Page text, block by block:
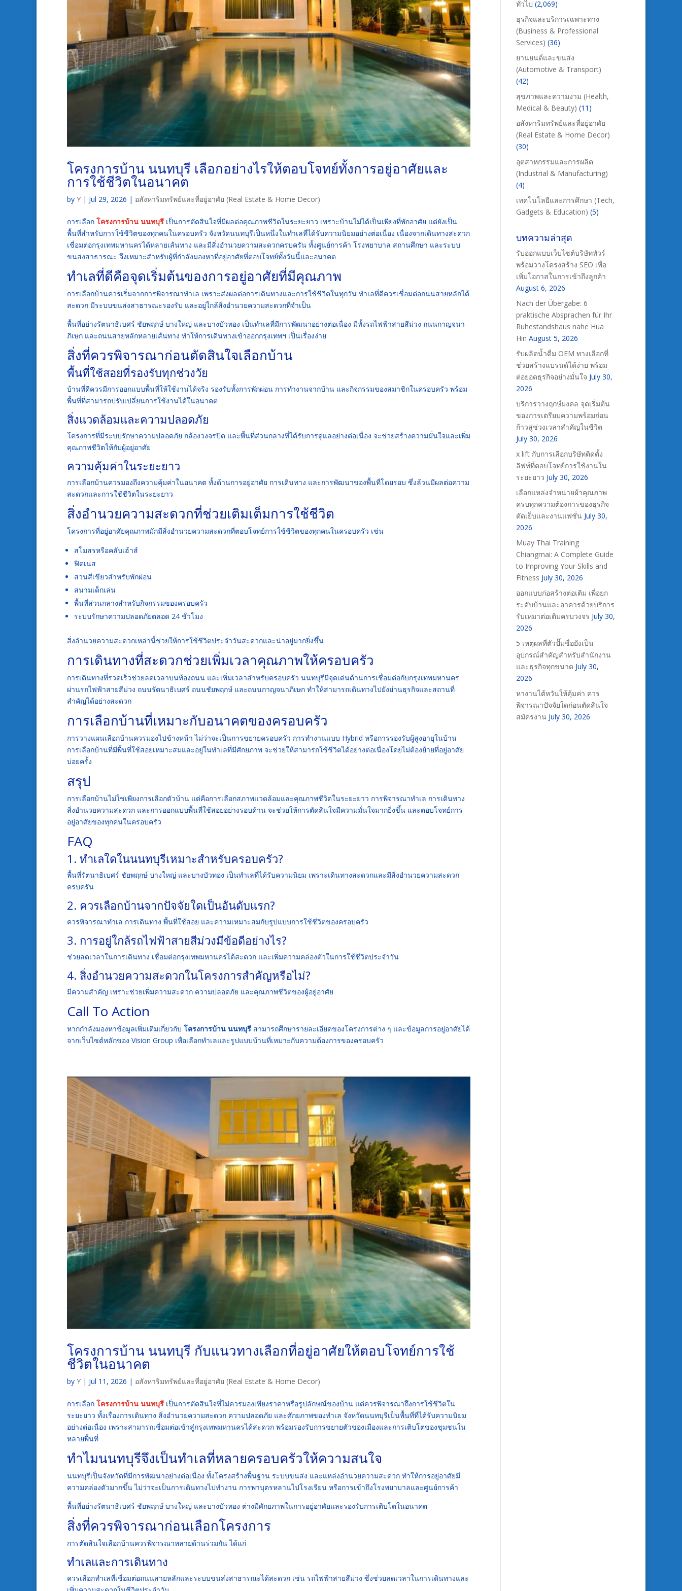
โครงการบ้าน นนทบุรี เลือกอย่างไรให้ตอบโจทย์ทั้งการอยู่อาศัยและ
การใช้ชีวิตในอนาคต
by Y | Jul 29, 2026 | อสังหาริมทรัพย์และที่อยู่อาศัย (Real Estate & Home Decor)
การเลือก โครงการบ้าน นนทบุรี เป็นการตัดสินใจที่มีผลต่อคุณภาพชีวิตในระยะยาว เพราะบ้านไม่ได้เป็นเพียงที่พักอาศัย แต่ยังเป็น
พื้นที่สำหรับการใช้ชีวิตของทุกคนในครอบครัว จังหวัดนนทบุรีเป็นหนึ่งในทำเลที่ได้รับความนิยมอย่างต่อเนื่อง เนื่องจากเดินทางสะดวก
เชื่อมต่อกรุงเทพมหานครได้หลายเส้นทาง และมีสิ่งอำนวยความสะดวกครบครัน ทั้งศูนย์การค้า โรงพยาบาล สถานศึกษา และระบบ
ขนส่งสาธารณะ จึงเหมาะสำหรับผู้ที่กำลังมองหาที่อยู่อาศัยที่ตอบโจทย์ทั้งวันนี้และอนาคต
ทำเลที่ดีคือจุดเริ่มต้นของการอยู่อาศัยที่มีคุณภาพ
การเลือกบ้านควรเริ่มจากการพิจารณาทำเล เพราะส่งผลต่อการเดินทางและการใช้ชีวิตในทุกวัน ทำเลที่ดีควรเชื่อมต่อถนนสายหลักได้
สะดวก มีระบบขนส่งสาธารณะรองรับ และอยู่ใกล้สิ่งอำนวยความสะดวกที่จำเป็น
พื้นที่อย่างรัตนาธิเบศร์ ชัยพฤกษ์ บางใหญ่ และบางบัวทอง เป็นทำเลที่มีการพัฒนาอย่างต่อเนื่อง มีทั้งรถไฟฟ้าสายสีม่วง ถนนกาญจนา
ภิเษก และถนนสายหลักหลายเส้นทาง ทำให้การเดินทางเข้าออกกรุงเทพฯ เป็นเรื่องง่าย
สิ่งที่ควรพิจารณาก่อนตัดสินใจเลือกบ้าน
พื้นที่ใช้สอยที่รองรับทุกช่วงวัย
บ้านที่ดีควรมีการออกแบบพื้นที่ให้ใช้งานได้จริง รองรับทั้งการพักผ่อน การทำงานจากบ้าน และกิจกรรมของสมาชิกในครอบครัว พร้อม
พื้นที่ที่สามารถปรับเปลี่ยนการใช้งานได้ในอนาคต
สิ่งแวดล้อมและความปลอดภัย
โครงการที่มีระบบรักษาความปลอดภัย กล้องวงจรปิด และพื้นที่ส่วนกลางที่ได้รับการดูแลอย่างต่อเนื่อง จะช่วยสร้างความมั่นใจและเพิ่ม
คุณภาพชีวิตให้กับผู้อยู่อาศัย
ความคุ้มค่าในระยะยาว
การเลือกบ้านควรมองถึงความคุ้มค่าในอนาคต ทั้งด้านการอยู่อาศัย การเดินทาง และการพัฒนาของพื้นที่โดยรอบ ซึ่งล้วนมีผลต่อความ
สะดวกและการใช้ชีวิตในระยะยาว
สิ่งอำนวยความสะดวกที่ช่วยเติมเต็มการใช้ชีวิต
โครงการที่อยู่อาศัยคุณภาพมักมีสิ่งอำนวยความสะดวกที่ตอบโจทย์การใช้ชีวิตของทุกคนในครอบครัว เช่น
สโมสรหรือคลับเฮ้าส์
ฟิตเนส
สวนสีเขียวสำหรับพักผ่อน
สนามเด็กเล่น
พื้นที่ส่วนกลางสำหรับกิจกรรมของครอบครัว
ระบบรักษาความปลอดภัยตลอด 24 ชั่วโมง
สิ่งอำนวยความสะดวกเหล่านี้ช่วยให้การใช้ชีวิตประจำวันสะดวกและน่าอยู่มากยิ่งขึ้น
การเดินทางที่สะดวกช่วยเพิ่มเวลาคุณภาพให้ครอบครัว
การเดินทางที่รวดเร็วช่วยลดเวลาบนท้องถนน และเพิ่มเวลาสำหรับครอบครัว นนทบุรีมีจุดเด่นด้านการเชื่อมต่อกับกรุงเทพมหานคร
ผ่านรถไฟฟ้าสายสีม่วง ถนนรัตนาธิเบศร์ ถนนชัยพฤกษ์ และถนนกาญจนาภิเษก ทำให้สามารถเดินทางไปยังย่านธุรกิจและสถานที่
สำคัญได้อย่างสะดวก
การเลือกบ้านที่เหมาะกับอนาคตของครอบครัว
การวางแผนเลือกบ้านควรมองไปข้างหน้า ไม่ว่าจะเป็นการขยายครอบครัว การทำงานแบบ Hybrid หรือการรองรับผู้สูงอายุในบ้าน
การเลือกบ้านที่มีพื้นที่ใช้สอยเหมาะสมและอยู่ในทำเลที่มีศักยภาพ จะช่วยให้สามารถใช้ชีวิตได้อย่างต่อเนื่องโดยไม่ต้องย้ายที่อยู่อาศัย
บ่อยครั้ง
สรุป
การเลือกบ้านไม่ใช่เพียงการเลือกตัวบ้าน แต่คือการเลือกสภาพแวดล้อมและคุณภาพชีวิตในระยะยาว การพิจารณาทำเล การเดินทาง
สิ่งอำนวยความสะดวก และการออกแบบพื้นที่ใช้สอยอย่างรอบด้าน จะช่วยให้การตัดสินใจมีความมั่นใจมากยิ่งขึ้น และตอบโจทย์การ
อยู่อาศัยของทุกคนในครอบครัว
FAQ
1. ทำเลใดในนนทบุรีเหมาะสำหรับครอบครัว?
พื้นที่รัตนาธิเบศร์ ชัยพฤกษ์ บางใหญ่ และบางบัวทอง เป็นทำเลที่ได้รับความนิยม เพราะเดินทางสะดวกและมีสิ่งอำนวยความสะดวก
ครบครัน
2. ควรเลือกบ้านจากปัจจัยใดเป็นอันดับแรก?
ควรพิจารณาทำเล การเดินทาง พื้นที่ใช้สอย และความเหมาะสมกับรูปแบบการใช้ชีวิตของครอบครัว
3. การอยู่ใกล้รถไฟฟ้าสายสีม่วงมีข้อดีอย่างไร?
ช่วยลดเวลาในการเดินทาง เชื่อมต่อกรุงเทพมหานครได้สะดวก และเพิ่มความคล่องตัวในการใช้ชีวิตประจำวัน
4. สิ่งอำนวยความสะดวกในโครงการสำคัญหรือไม่?
มีความสำคัญ เพราะช่วยเพิ่มความสะดวก ความปลอดภัย และคุณภาพชีวิตของผู้อยู่อาศัย
Call To Action
หากกำลังมองหาข้อมูลเพิ่มเติมเกี่ยวกับ โครงการบ้าน นนทบุรี สามารถศึกษารายละเอียดของโครงการต่าง ๆ และข้อมูลการอยู่อาศัยได้
จากเว็บไซต์หลักของ Vision Group เพื่อเลือกทำเลและรูปแบบบ้านที่เหมาะกับความต้องการของครอบครัว
โครงการบ้าน นนทบุรี กับแนวทางเลือกที่อยู่อาศัยให้ตอบโจทย์การใช้
ชีวิตในอนาคต
by Y | Jul 11, 2026 | อสังหาริมทรัพย์และที่อยู่อาศัย (Real Estate & Home Decor)
การเลือก โครงการบ้าน นนทบุรี เป็นการตัดสินใจที่ไม่ควรมองเพียงราคาหรือรูปลักษณ์ของบ้าน แต่ควรพิจารณาถึงการใช้ชีวิตใน
ระยะยาว ทั้งเรื่องการเดินทาง สิ่งอำนวยความสะดวก ความปลอดภัย และศักยภาพของทำเล จังหวัดนนทบุรีเป็นพื้นที่ที่ได้รับความนิยม
อย่างต่อเนื่อง เพราะสามารถเชื่อมต่อเข้าสู่กรุงเทพมหานครได้สะดวก พร้อมรองรับการขยายตัวของเมืองและการเติบโตของชุมชนใน
หลายพื้นที่
ทำไมนนทบุรีจึงเป็นทำเลที่หลายครอบครัวให้ความสนใจ
นนทบุรีเป็นจังหวัดที่มีการพัฒนาอย่างต่อเนื่อง ทั้งโครงสร้างพื้นฐาน ระบบขนส่ง และแหล่งอำนวยความสะดวก ทำให้การอยู่อาศัยมี
ความคล่องตัวมากขึ้น ไม่ว่าจะเป็นการเดินทางไปทำงาน การพาบุตรหลานไปโรงเรียน หรือการเข้าถึงโรงพยาบาลและศูนย์การค้า
พื้นที่อย่างรัตนาธิเบศร์ ชัยพฤกษ์ บางใหญ่ และบางบัวทอง ต่างมีศักยภาพในการอยู่อาศัยและรองรับการเติบโตในอนาคต
สิ่งที่ควรพิจารณาก่อนเลือกโครงการ
การตัดสินใจเลือกบ้านควรพิจารณาหลายด้านร่วมกัน ได้แก่
ทำเลและการเดินทาง
ควรเลือกทำเลที่เชื่อมต่อถนนสายหลักและระบบขนส่งสาธารณะได้สะดวก เช่น รถไฟฟ้าสายสีม่วง ซึ่งช่วยลดเวลาในการเดินทางและ
ทั่วไป (2,069)
ธุรกิจและบริการเฉพาะทาง
(Business & Professional
Services) (36)
ยานยนต์และขนส่ง
(Automotive & Transport)
(42)
สุขภาพและความงาม (Health,
Medical & Beauty) (11)
อสังหาริมทรัพย์และที่อยู่อาศัย
(Real Estate & Home Decor)
(30)
อุตสาหกรรมและการผลิต
(Industrial & Manufacturing)
(4)
เทคโนโลยีและการศึกษา (Tech,
Gadgets & Education) (5)
บทความล่าสุด
รับออกแบบเว็บไซต์บริษัททัวร์
พร้อมวางโครงสร้าง SEO เพื่อ
เพิ่มโอกาสในการเข้าถึงลูกค้า
August 6, 2026
Nach der Übergabe: 6
praktische Absprachen für Ihr
Ruhestandshaus nahe Hua
Hin August 5, 2026
รับผลิตน้ำดื่ม OEM ทางเลือกที่
ช่วยสร้างแบรนด์ได้ง่าย พร้อม
ต่อยอดธุรกิจอย่างมั่นใจ July 30,
2026
บริการวางฤกษ์มงคล จุดเริ่มต้น
ของการเตรียมความพร้อมก่อน
ก้าวสู่ช่วงเวลาสำคัญในชีวิต
July 30, 2026
x lift กับการเลือกบริษัทติดตั้ง
ลิฟท์ที่ตอบโจทย์การใช้งานใน
ระยะยาว July 30, 2026
เลือกแหล่งจำหน่ายผ้าคุณภาพ
ครบทุกความต้องการของธุรกิจ
ตัดเย็บและงานแฟชั่น July 30,
2026
Muay Thai Training
Chiangmai: A Complete Guide
to Improving Your Skills and
Fitness July 30, 2026
ออกแบบก่อสร้างต่อเติม เพื่อยก
ระดับบ้านและอาคารด้วยบริการ
รับเหมาต่อเติมครบวงจร July 30,
2026
5 เหตุผลที่ตัวปั๊มชื่อยังเป็น
อุปกรณ์สำคัญสำหรับสำนักงาน
และธุรกิจทุกขนาด July 30,
2026
หางานไต้หวันให้คุ้มค่า ควร
พิจารณาปัจจัยใดก่อนตัดสินใจ
สมัครงาน July 30, 2026